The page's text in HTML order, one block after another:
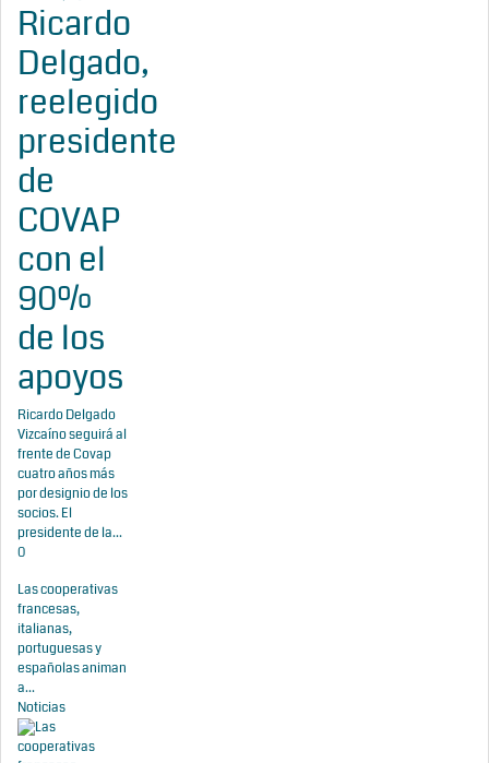
Ricardo
Delgado,
reelegido
presidente
de
COVAP
con el
90%
de los
apoyos
Ricardo Delgado
Vizcaíno seguirá al
frente de Covap
cuatro años más
por designio de los
socios. El
presidente de la...
0
Las cooperativas
francesas,
italianas,
portuguesas y
españolas animan
a...
Noticias